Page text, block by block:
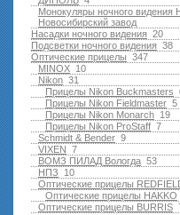
Монокуляры ночного видения
Новосибирский завод
20
Насадки ночного видения
38
Подсветки ночного видения
347
Оптические прицелы
10
MINOX
31
Nikon
Прицелы Nikon Buckmasters
5
Прицелы Nikon Fieldmaster
19
Прицелы Nikon Monarch
7
Прицелы Nikon ProStaff
9
Schmidt & Bender
7
VIXEN
53
ВОМЗ ПИЛАД Вологда
10
НПЗ
Оптические прицелы
Оптические прицелы HAKKO
Оптические прицелы BURRIS